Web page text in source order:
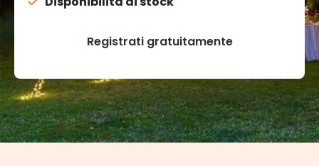
Registrati gratuitamente